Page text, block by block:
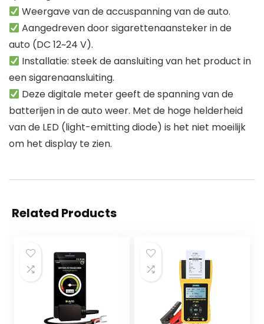
Weergave van de accuspanning van de auto.
Aangedreven door sigarettenaansteker in de
auto (DC 12~24 V).
Installatie: steek de aansluiting van het product in
een sigarenaansluiting.
Deze digitale meter geeft de spanning van de
batterijen in de auto weer. Met de hoge helderheid
van de LED (light-emitting diode) is het niet moeilijk
om het display te zien.
Related Products